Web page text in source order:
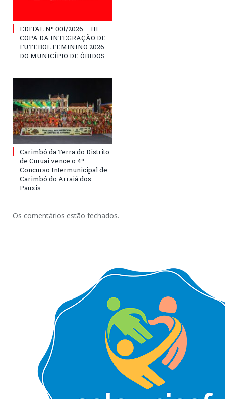
EDITAL Nº 001/2026 – III
COPA DA INTEGRAÇÃO DE
FUTEBOL FEMININO 2026
DO MUNICÍPIO DE ÓBIDOS
Carimbó da Terra do Distrito
de Curuai vence o 4º
Concurso Intermunicipal de
Carimbó do Arraiá dos
Pauxis
Os comentários estão fechados.